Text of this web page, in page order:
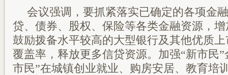
会议强调，要抓紧落实已确定的各项金
贷、债券、股权、保险等各类金融资源，
鼓励拨备水平较高的大型银行及其他优质
覆盖率，释放更多信贷资源。加强“新市民
市民”在城镇创业就业、购房安居、教育培